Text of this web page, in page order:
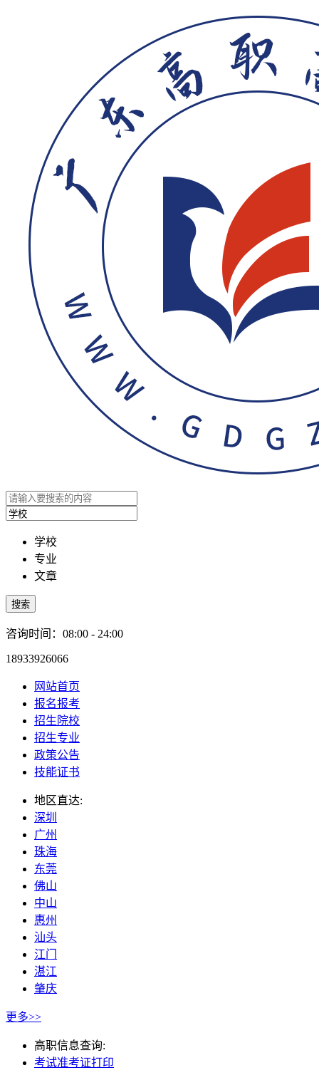
学校
专业
文章
搜索
咨询时间：08:00 - 24:00
18933926066
网站首页
报名报考
招生院校
招生专业
政策公告
技能证书
地区直达:
深圳
广州
珠海
东莞
佛山
中山
惠州
汕头
江门
湛江
肇庆
更多>>
高职信息查询:
考试准考证打印